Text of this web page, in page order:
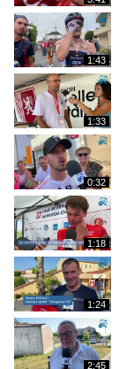
1:43
1:33
0:32
1:18
1:24
2:45